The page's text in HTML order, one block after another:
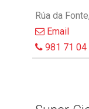
Rúa da
Email
981 71 04